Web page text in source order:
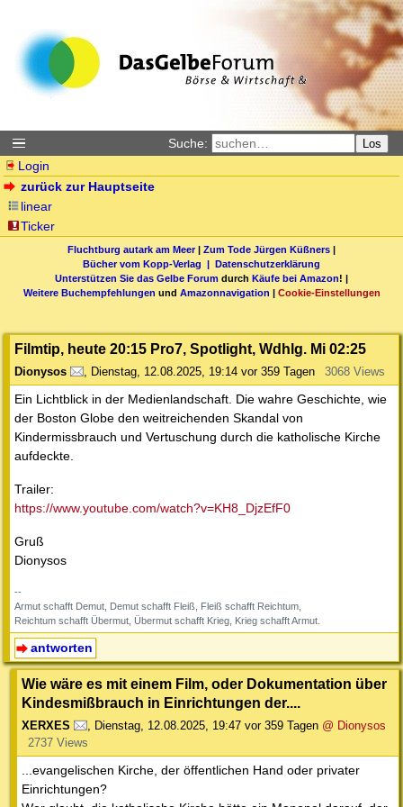
Suche: Los
Login
zurück zur Hauptseite
linear
Ticker
Fluchtburg autark am Meer| Zum Tode Jürgen Küßners |
Bücher vom Kopp-Verlag | Datenschutzerklärung
Unterstützen Sie das Gelbe Forum durch Käufe bei Amazon! |
Weitere Buchempfehlungen und Amazonnavigation | Cookie-Einstellungen
Filmtip, heute 20:15 Pro7, Spotlight, Wdhlg. Mi 02:25
Dionysos , Dienstag, 12.08.2025, 19:14 vor 359 Tagen 3068 Views
Ein Lichtblick in der Medienlandschaft. Die wahre Geschichte, wie
der Boston Globe den weitreichenden Skandal von
Kindermissbrauch und Vertuschung durch die katholische Kirche
aufdeckte.
Trailer:
https://www.youtube.com/watch?v=KH8_DjzEfF0
Gruß
Dionysos
--
Armut schafft Demut, Demut schafft Fleiß, Fleiß schafft Reichtum,
Reichtum schafft Übermut, Übermut schafft Krieg, Krieg schafft Armut.
antworten
Wie wäre es mit einem Film, oder Dokumentation über
Kindesmißbrauch in Einrichtungen der....
XERXES , Dienstag, 12.08.2025, 19:47 vor 359 Tagen @ Dionysos
2737 Views
...evangelischen Kirche, der öffentlichen Hand oder privater
Einrichtungen?